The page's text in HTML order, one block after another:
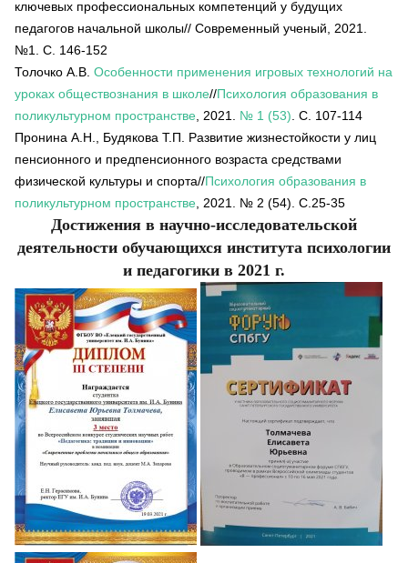
ключевых профессиональных компетенций у будущих
педагогов начальной школы// Современный ученый, 2021.
№1. С. 146-152
Толочко А.В. Особенности применения игровых технологий на
уроках обществознания в школе//Психология образования в
поликультурном пространстве , 2021. № 1 (53) . С. 107-114
Пронина А.Н., Будякова Т.П. Развитие жизнестойкости у лиц
пенсионного и предпенсионного возраста средствами
физической культуры и спорта//Психология образования в
поликультурном пространстве , 2021. № 2 (54). С.25-35
Достижения в научно-исследовательской
деятельности обучающихся института психологии
и педагогики в 2021 г.